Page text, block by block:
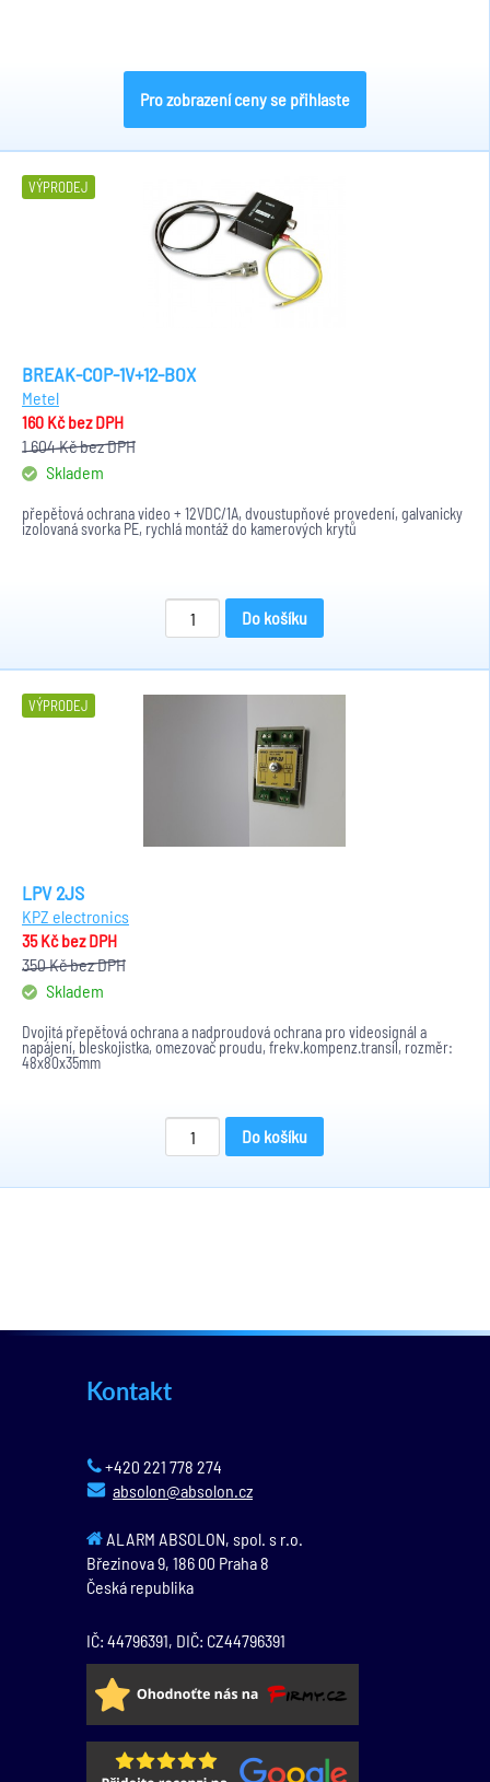
Pro zobrazení ceny se přihlaste
VÝPRODEJ
BREAK-COP-1V+12-BOX
Metel
160 Kčbez DPH
1 604 Kčbez DPH
Skladem
přepěťová ochrana video + 12VDC/1A, dvoustupňové provedení, galvanicky
izolovaná svorka PE, rychlá montáž do kamerových krytů
Do košíku
VÝPRODEJ
LPV 2JS
KPZ electronics
35 Kčbez DPH
350 Kčbez DPH
Skladem
Dvojitá přepěťová ochrana a nadproudová ochrana pro videosignál a
napájení, bleskojistka, omezovač proudu, frekv.kompenz.transil, rozměr:
48x80x35mm
Do košíku
Kontakt
+420 221 778 274
absolon@absolon.cz
ALARM ABSOLON, spol. s r.o.
Březinova 9, 186 00 Praha 8
Česká republika
IČ: 44796391, DIČ: CZ44796391